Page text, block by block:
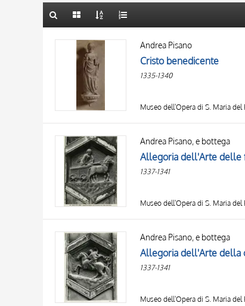
OBJECT
LOCATION
10 RESULTS
20 RESULTS
Andrea Pisano
Cristo benedicente
1335-1340
Museo dell'Opera di S. Maria del
Andrea Pisano, e bottega
Allegoria dell'Arte delle
1337-1341
Museo dell'Opera di S. Maria del
Andrea Pisano, e bottega
Allegoria dell'Arte della
1337-1341
Museo dell'Opera di S. Maria del